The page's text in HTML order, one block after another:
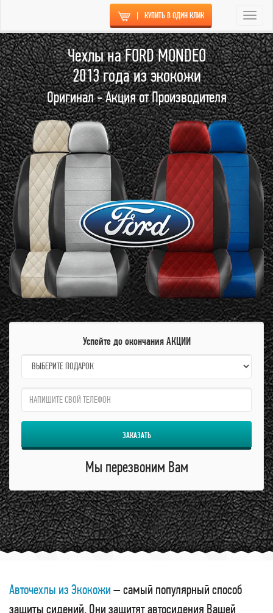
| КУПИТЬ В ОДИН КЛИК
Чехлы на FORD MONDEO
2013 года из экокожи
Оригинал - Акция от Производителя
Успейте до окончания АКЦИИ
name:
qzw:
ЗАКАЗАТЬ
Мы перезвоним Вам
Авточехлы из Экокожи– самый популярный способ
защиты сидений. Они защитят автосидения Вашей